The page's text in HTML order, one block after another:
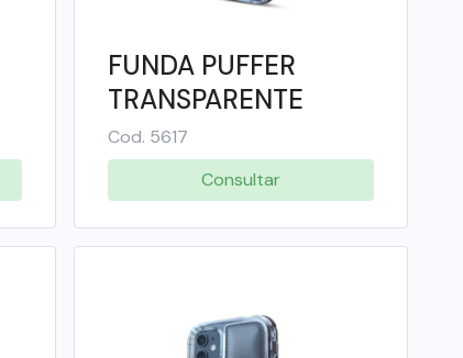
FUNDA PUFFER
TRANSPARENTE
COLOR IPHONE 15 -
SOUL
Cod. 5617
Consultar